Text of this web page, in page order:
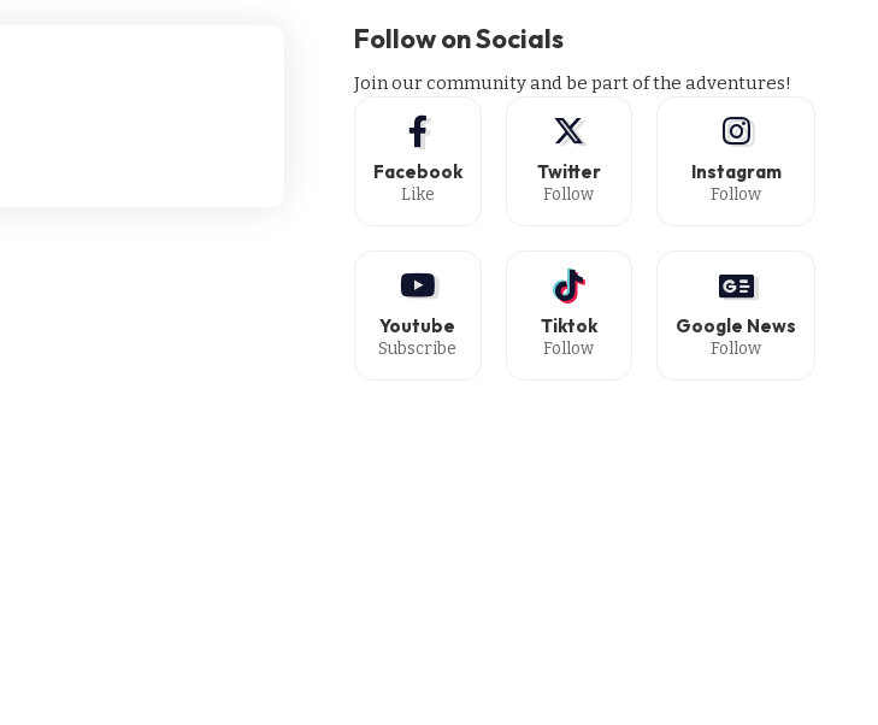
Follow on Socials
Join our community and be part of the adventures!
Facebook
Like
Twitter
Follow
Instagram
Follow
Youtube
Subscribe
Tiktok
Follow
Google News
Follow